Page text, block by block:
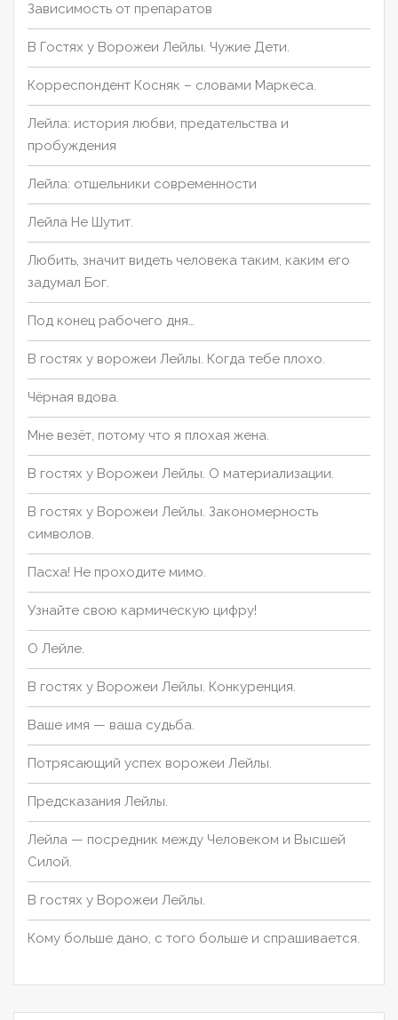
Зависимость от препаратов
В Гостях у Ворожеи Лейлы. Чужие Дети.
Корреспондент Косняк – словами Маркеса.
Лейла: история любви, предательства и
пробуждения
Лейла: отшельники современности
Лейла Не Шутит.
Любить, значит видеть человека таким, каким его
задумал Бог.
Под конец рабочего дня…
В гостях у ворожеи Лейлы. Когда тебе плохо.
Чёрная вдова.
Мне везёт, потому что я плохая жена.
В гостях у Ворожеи Лейлы. О материализации.
В гостях у Ворожеи Лейлы. Закономерность
символов.
Пасха! Не проходите мимо.
Узнайте свою кармическую цифру!
О Лейле.
В гостях у Ворожеи Лейлы. Конкуренция.
Ваше имя — ваша судьба.
Потрясающий успех ворожеи Лейлы.
Предсказания Лейлы.
Лейла — посредник между Человеком и Высшей
Силой.
В гостях у Ворожеи Лейлы.
Кому больше дано, с того больше и спрашивается.